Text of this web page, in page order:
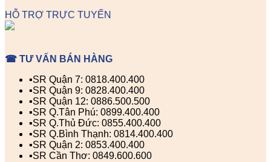
HỖ TRỢ TRỰC TUYẾN
☎ TƯ VẤN BÁN HÀNG
▪️SR Quận 7: 0818.400.400
▪️SR Quận 9: 0828.400.400
▪️SR Quận 12: 0886.500.500
▪️SR Q.Tân Phú: 0899.400.400
▪️SR Q.Thủ Đức: 0855.400.400
▪️SR Q.Bình Thạnh: 0814.400.400
▪️SR Quận 2: 0853.400.400
▪️SR Cần Thơ: 0849.600.600